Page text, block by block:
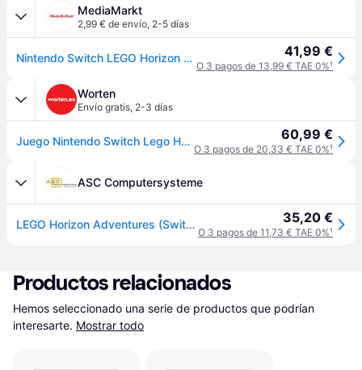
MediaMarkt
2,99 € de envío, 2-5 días
Nintendo Switch LEGO Horizon Adventures 41,99 €
O 3 pagos de 13,99 € TAE 0%¹
Worten
Envío gratis, 2-3 días
Juego Nintendo Switch Lego Horizon Adventures 60,99 €
O 3 pagos de 20,33 € TAE 0%¹
ASC Computersysteme
LEGO Horizon Adventures (Switch) 35,20 €
O 3 pagos de 11,73 € TAE 0%¹
Productos relacionados
Hemos seleccionado una serie de productos que podrían
interesarte. Mostrar todo